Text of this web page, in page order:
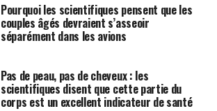
Pourquoi les scientifiques pensent que les
couples âgés devraient s’asseoir
séparément dans les avions
Pas de peau, pas de cheveux : les
scientifiques disent que cette partie du
corps est un excellent indicateur de santé